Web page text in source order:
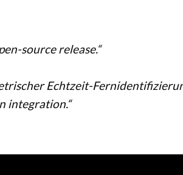
source release.“
Echtzeit-
integration.“